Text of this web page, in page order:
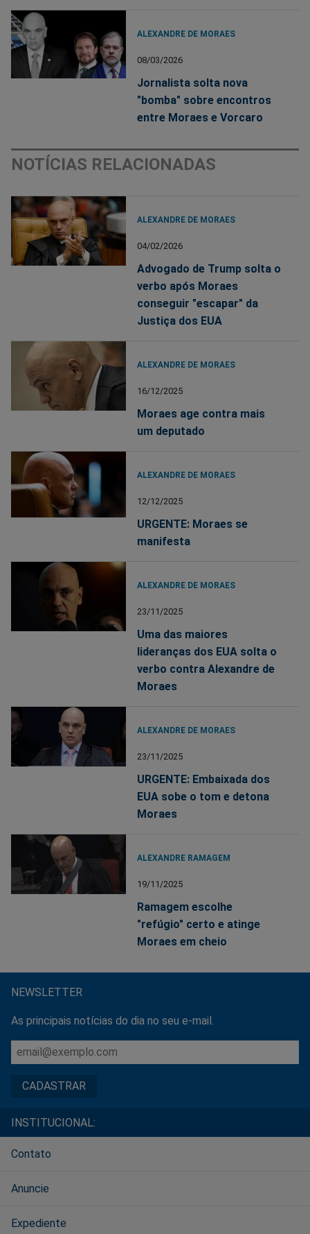
ALEXANDRE DE MORAES
08/03/2026
Jornalista solta nova
"bomba" sobre encontros
entre Moraes e Vorcaro
NOTÍCIAS RELACIONADAS
ALEXANDRE DE MORAES
04/02/2026
Advogado de Trump solta o
verbo após Moraes
conseguir "escapar" da
Justiça dos EUA
ALEXANDRE DE MORAES
16/12/2025
Moraes age contra mais
um deputado
ALEXANDRE DE MORAES
12/12/2025
URGENTE: Moraes se
manifesta
ALEXANDRE DE MORAES
23/11/2025
Uma das maiores
lideranças dos EUA solta o
verbo contra Alexandre de
Moraes
ALEXANDRE DE MORAES
23/11/2025
URGENTE: Embaixada dos
EUA sobe o tom e detona
Moraes
ALEXANDRE RAMAGEM
19/11/2025
Ramagem escolhe
"refúgio" certo e atinge
Moraes em cheio
NEWSLETTER
As principais notícias do dia no seu e-mail.
INSTITUCIONAL:
Contato
Anuncie
Expediente